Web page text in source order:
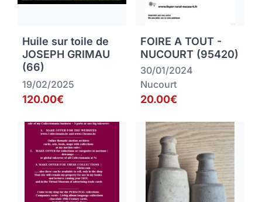
Huile sur toile de
JOSEPH GRIMAU
(66)
19/02/2025
120.00€
FOIRE A TOUT -
NUCOURT (95420)
30/01/2024
Nucourt
20.00€